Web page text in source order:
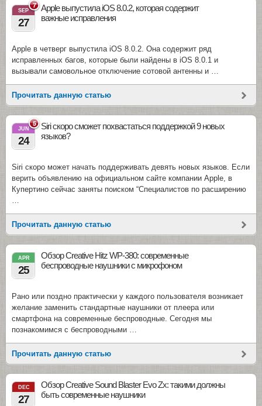
7
SEP
27
Apple выпустила iOS 8.0.2, которая содержит
важные исправления
Apple в четверг выпустила iOS 8.0.2. Она содержит ряд
исправленных багов, которые были найдены в iOS 8.0.1 и
вызывали самовольное отключение сотовой антенны и …
Прочитать данную статью
5
JUN
24
Siri скоро сможет похвастаться поддержкой 9 новых
языков?
Siri скоро может начать поддерживать девять новых языков. Если
верить объявлению на официальном сайте компании Apple, в
Купертино сейчас заняты поиском “Специалистов по расширению
…
Прочитать данную статью
APR
25
Обзор Creative Hitz WP-380: современные
беспроводные наушники с микрофоном
Рано или поздно практически у каждого пользователя возникает
желание заменить стандартные наушники от плеера или
смартфона на современные беспроводные. Сегодня мы
познакомимся с беспроводными …
Прочитать данную статью
DEC
27
Обзор Creative Sound Blaster Evo Zx: такими должны
быть современные наушники